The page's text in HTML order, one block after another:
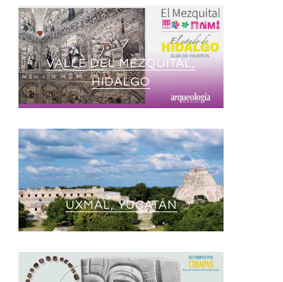
VALLE DEL MEZQUITAL,
HIDALGO
UXMAL, YUCATÁN